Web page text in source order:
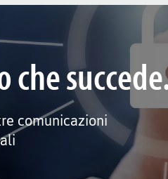
che
comunicazioni